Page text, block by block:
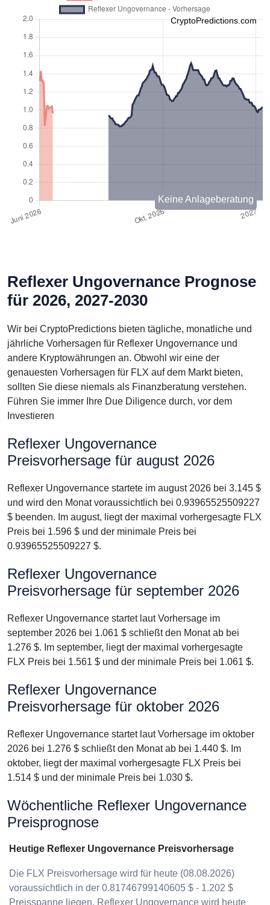
CryptoPredictions.com
Keine Anlageberatung
Reflexer Ungovernance Prognose
für 2026, 2027-2030
Wir bei CryptoPredictions bieten tägliche, monatliche und
jährliche Vorhersagen für Reflexer Ungovernance und
andere Kryptowährungen an. Obwohl wir eine der
genauesten Vorhersagen für FLX auf dem Markt bieten,
sollten Sie diese niemals als Finanzberatung verstehen.
Führen Sie immer Ihre Due Diligence durch, vor dem
Investieren
Reflexer Ungovernance
Preisvorhersage für august 2026
Reflexer Ungovernance startete im august 2026 bei 3.145 $
und wird den Monat voraussichtlich bei 0.93965525509227
$ beenden. Im august, liegt der maximal vorhergesagte FLX
Preis bei 1.596 $ und der minimale Preis bei
0.93965525509227 $.
Reflexer Ungovernance
Preisvorhersage für september 2026
Reflexer Ungovernance startet laut Vorhersage im
september 2026 bei 1.061 $ schließt den Monat ab bei
1.276 $. Im september, liegt der maximal vorhergesagte
FLX Preis bei 1.561 $ und der minimale Preis bei 1.061 $.
Reflexer Ungovernance
Preisvorhersage für oktober 2026
Reflexer Ungovernance startet laut Vorhersage im oktober
2026 bei 1.276 $ schließt den Monat ab bei 1.440 $. Im
oktober, liegt der maximal vorhergesagte FLX Preis bei
1.514 $ und der minimale Preis bei 1.030 $.
Wöchentliche Reflexer Ungovernance
Preisprognose
Heutige Reflexer Ungovernance Preisvorhersage
Die FLX Preisvorhersage wird für heute (08.08.2026)
voraussichtlich in der 0.81746799140605 $ - 1.202 $
Preisspanne liegen. Reflexer Ungovernance wird heute